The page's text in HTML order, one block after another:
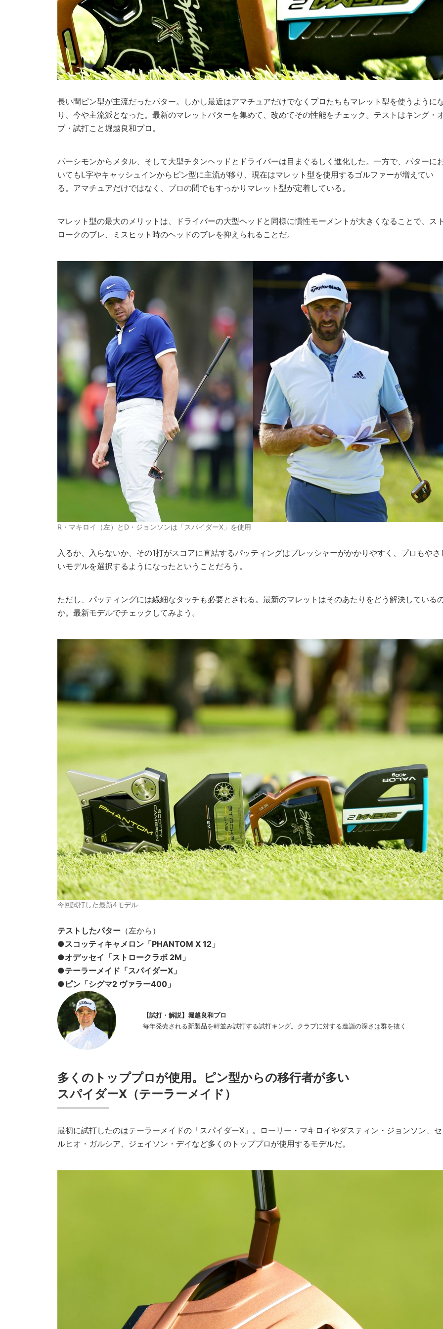
長い間ピン型が主流だったパター。しかし最近はアマチュアだけでなくプロたちもマレット型を使うように
り、今や主流派となった。最新のマレットパターを集めて、改めてその性能をチェック。テストはキング・
ブ・試打こと堀越良和プロ。
パーシモンからメタル、そして大型チタンヘッドとドライバーは目まぐるしく進化した。一方で、パターに
いてもL字やキャッシュインからピン型に主流が移り、現在はマレット型を使用するゴルファーが増えてい
る。アマチュアだけではなく、プロの間でもすっかりマレット型が定着している。
マレット型の最大のメリットは、ドライバーの大型ヘッドと同様に慣性モーメントが大きくなることで、ス
ロークのブレ、ミスヒット時のヘッドのブレを抑えられることだ。
R・マキロイ（左）とD・ジョンソンは「スパイダーX」を使用
入るか、入らないか、その1打がスコアに直結するパッティングはプレッシャーがかかりやすく、プロもやさ
いモデルを選択するようになったということだろう。
ただし、パッティングには繊細なタッチも必要とされる。最新のマレットはそのあたりをどう解決している
か。最新モデルでチェックしてみよう。
今回試打した最新4モデル
テストしたパター （左から）
●スコッティキャメロン「PHANTOM X 12」
●オデッセイ「ストロークラボ 2M」
●テーラーメイド「スパイダーX」
●ピン「シグマ2 ヴァラー400」
【試打・解説】堀越良和プロ
毎年発売される新製品を軒並み試打する試打キング。クラブに対する造詣の深さは群を抜く
多くのトッププロが使用。ピン型からの移行者が多い
スパイダーX（テーラーメイド）
最初に試打したのはテーラーメイドの「スパイダーX」。ローリー・マキロイやダスティン・ジョンソン、セ
ルヒオ・ガルシア、ジェイソン・デイなど多くのトッププロが使用するモデルだ。